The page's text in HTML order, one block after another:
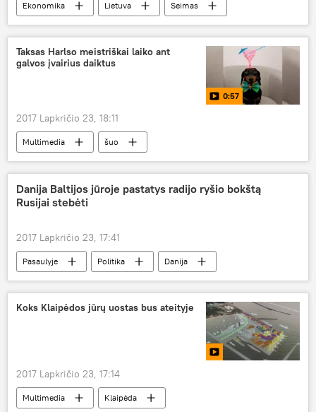
Ekonomika Lietuva
Seimas
žemė
Taksas Harlso meistriškai laiko ant
galvos įvairius daiktus
0:57
2017 Lapkričio 23, 18:11
Multimedia šuo
Danija Baltijos jūroje pastatys radijo ryšio bokštą
Rusijai stebėti
2017 Lapkričio 23, 17:41
Pasaulyje Politika
Danija
žvalgyba
radijo ryšys
Koks Klaipėdos jūrų uostas bus ateityje
2017 Lapkričio 23, 17:14
Multimedia
Klaipėda